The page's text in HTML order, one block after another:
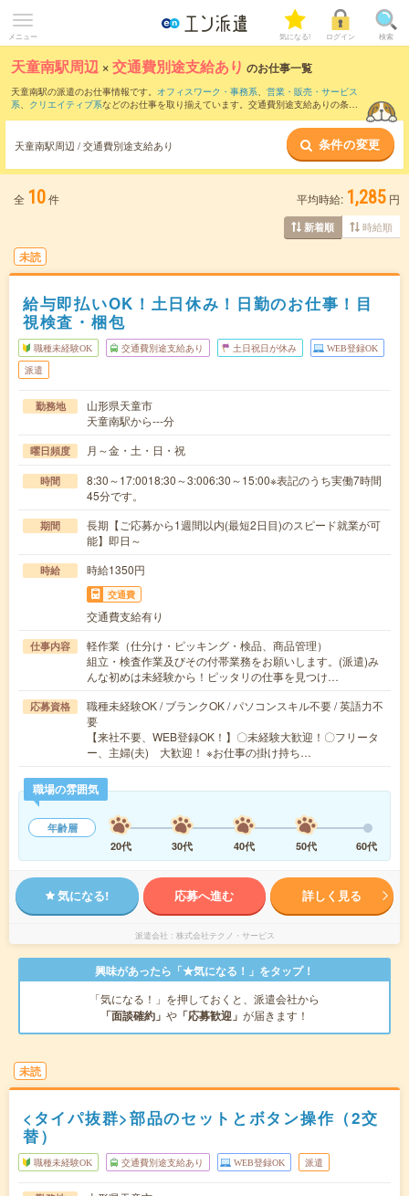
メニュー 気になる! ログイン 検索
天童南駅周辺 ×交通費別途支給あり のお仕事一覧
天童南駅の派遣のお仕事情報です。 オフィスワーク・事務系、 営業・販売・サービス
系、 クリエイティブ系などのお仕事を取り揃えています。交通費別途支給ありの条件
天童南駅周辺 / 交通費別途支給あり 条件の変更
全 10件 平均時給: 1,285 円
新着順 時給順
未読
給与即払いOK！土日休み！日勤のお仕事！目
視検査・梱包
職種未経験OK 交通費別途支給あり 土日祝日が休み WEB登録OK
派遣
勤務地
山形県天童市
天童南駅から---分
曜日頻度 月～金・土・日・祝
時間
8:30～17:0018:30～3:006:30～15:00※表記のうち実働7時間
45分です。
期間
長期【ご応募から1週間以内(最短2日目)のスピード就業が可
能】即日～
時給 時給1350円
交通費
交通費支給有り
仕事内容
軽作業（仕分け・ピッキング・検品、商品管理）
組立・検査作業及びその付帯業務をお願いします。(派遣)み
んな初めは未経験から！ピッタリの仕事を見つけ…
応募資格
職種未経験OK / ブランクOK / パソコンスキル不要 / 英語力不
要
【来社不要、WEB登録OK！】〇未経験大歓迎！〇フリータ
ー、主婦(夫) 大歓迎！ ※お仕事の掛け持ち…
職場の雰囲気
年齢層
20代
30代 40代 50代 60代
気になる! 応募へ進む 詳しく見る
派遣会社 株式会社テクノ・サービス
興味があったら「★気になる！」をタップ！
「気になる！」を押しておくと、派遣会社から
「面談確約」 や 「応募歓迎」 が届きます！
未読
<タイパ抜群>部品のセットとボタン操作（2交
替）
職種未経験OK 交通費別途支給あり WEB登録OK 派遣